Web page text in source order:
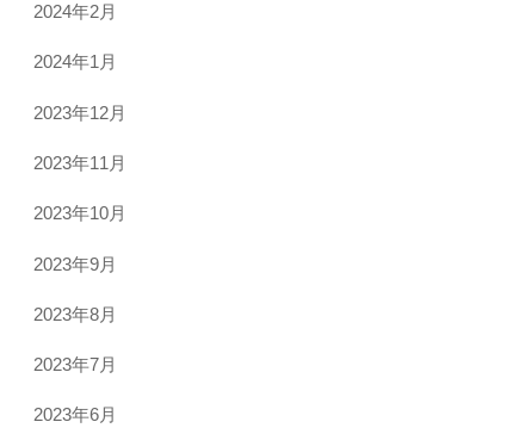
2024年2月
2024年1月
2023年12月
2023年11月
2023年10月
2023年9月
2023年8月
2023年7月
2023年6月